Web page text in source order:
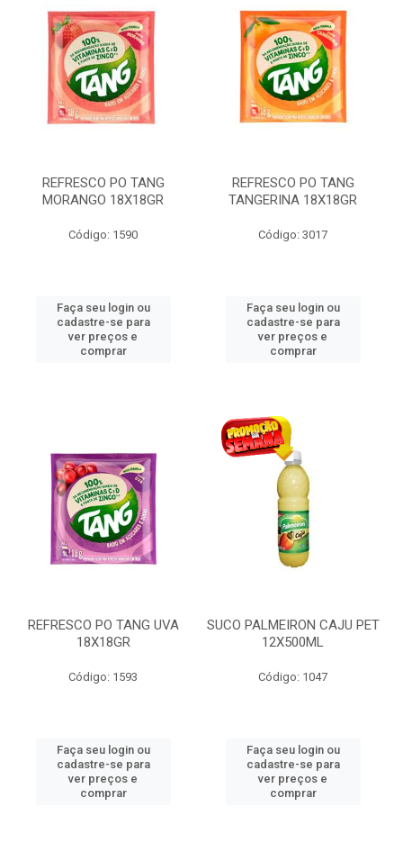
REFRESCO PO TANG
MORANGO 18X18GR
Código: 1590
Faça seu login ou
cadastre-se para
ver preços e
comprar
REFRESCO PO TANG
TANGERINA 18X18GR
Código: 3017
Faça seu login ou
cadastre-se para
ver preços e
comprar
REFRESCO PO TANG UVA
18X18GR
Código: 1593
Faça seu login ou
cadastre-se para
ver preços e
comprar
SUCO PALMEIRON CAJU PET
12X500ML
Código: 1047
Faça seu login ou
cadastre-se para
ver preços e
comprar